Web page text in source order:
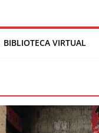
BIBLIOTECA VIRTUAL